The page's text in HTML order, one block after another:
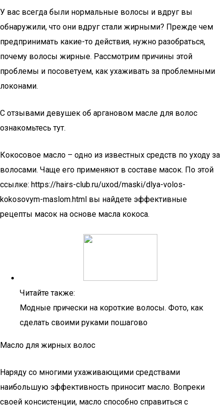
У вас всегда были нормальные волосы и вдруг вы
обнаружили, что они вдруг стали жирными? Прежде чем
предпринимать какие-то действия, нужно разобраться,
почему волосы жирные. Рассмотрим причины этой
проблемы и посоветуем, как ухаживать за проблемными
локонами.
С отзывами девушек об аргановом масле для волос
ознакомьтесь тут.
Кокосовое масло – одно из известных средств по уходу за
волосами. Чаще его применяют в составе масок. По этой
ссылке: https://hairs-club.ru/uxod/maski/dlya-volos-
kokosovym-maslom.html вы найдете эффективные
рецепты масок на основе масла кокоса.
Читайте также:
Модные прически на короткие волосы. Фото, как
сделать своими руками пошагово
Масло для жирных волос
Наряду со многими ухаживающими средствами
наибольшую эффективность приносит масло. Вопреки
своей консистенции, масло способно справиться с